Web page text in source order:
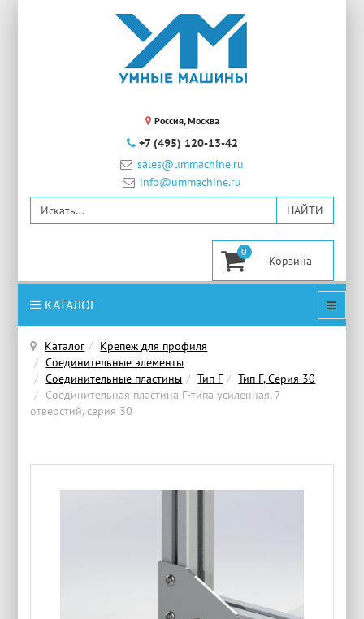
Россия, Москва
+7 (495) 120-13-42
sales@ummachine.ru
info@ummachine.ru
0
КАТАЛОГ
Каталог
Крепеж для профиля
Соединительные элементы
Соединительные пластины
Тип Г
Тип Г, Серия 30
Соединительная пластина Г-типа усиленная, 7
отверстий, серия 30